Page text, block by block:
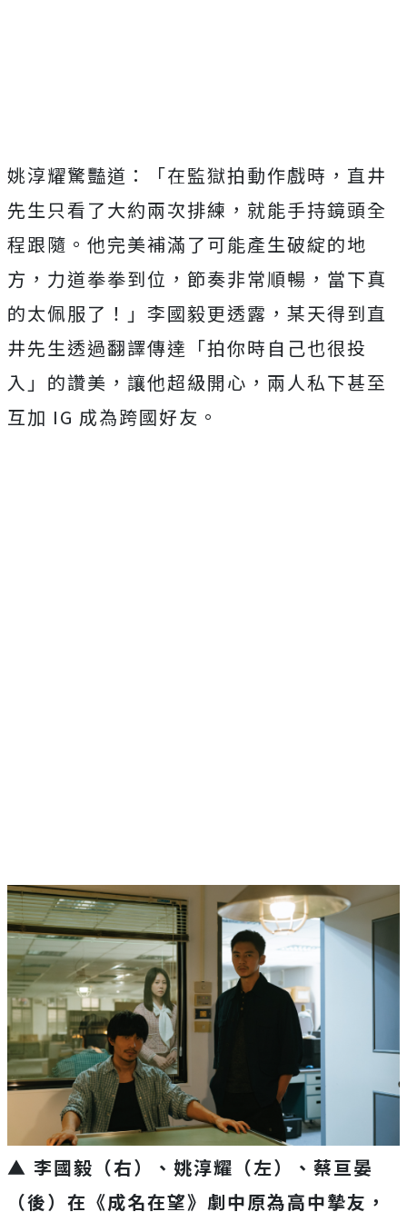
姚淳耀驚豔道：「在監獄拍動作戲時， 直井
先生只看了大約兩次排練，就能手持鏡頭全
程跟隨。 他完美補滿了可能產生破綻的地
方，力道拳拳到位，節奏非常順暢， 當下真
的太佩服了！」李國毅更透露， 某天得到直
井先生透過翻譯傳達「拍你時自己也很投
入」的讚美， 讓他超級開心，兩人私下甚至
互加 IG 成為跨國好友。
▲ 李國毅（右）、姚淳耀（左）、蔡亘晏
（後）在《成名在望》劇中原為高中摯友，